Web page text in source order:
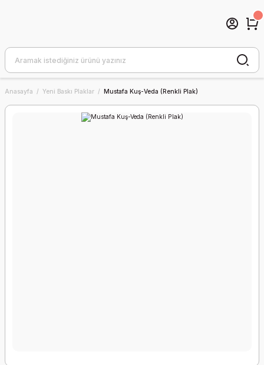
Anasayfa Yeni Baskı Plaklar Mustafa Kuş-Veda (Renkli Plak)